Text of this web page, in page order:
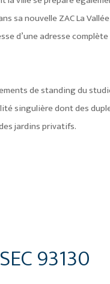
sa nouvelle ZAC La
d’une adresse
de standing du
singulière dont des
jardins privatifs.
93130